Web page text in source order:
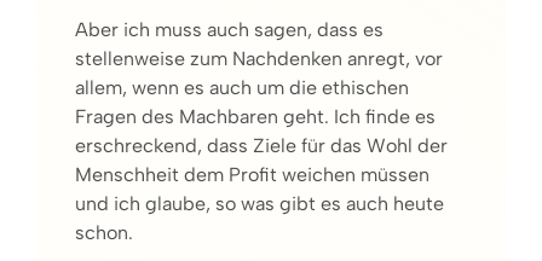
Aber ich muss auch sagen, dass es
stellenweise zum Nachdenken anregt, vor
allem, wenn es auch um die ethischen
Fragen des Machbaren geht. Ich finde es
erschreckend, dass Ziele für das Wohl der
Menschheit dem Profit weichen müssen
und ich glaube, so was gibt es auch heute
schon.